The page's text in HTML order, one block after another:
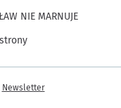
NIE MARNUJE
Newsletter